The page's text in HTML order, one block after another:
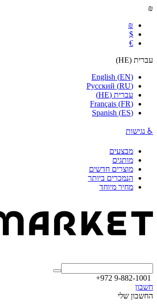
₪
₪
$
€
עברית (
HE
)
English (EN)
Русский (RU)
עברית (
HE
)
Français (FR)
Spanish (ES)
♿ נגישות
מבצעים
מותגים
מוצרים חדשים
הנמכרים ביותר
מחיר מיוחד
+972 9-882-1001
חשבון
החשבון שלי